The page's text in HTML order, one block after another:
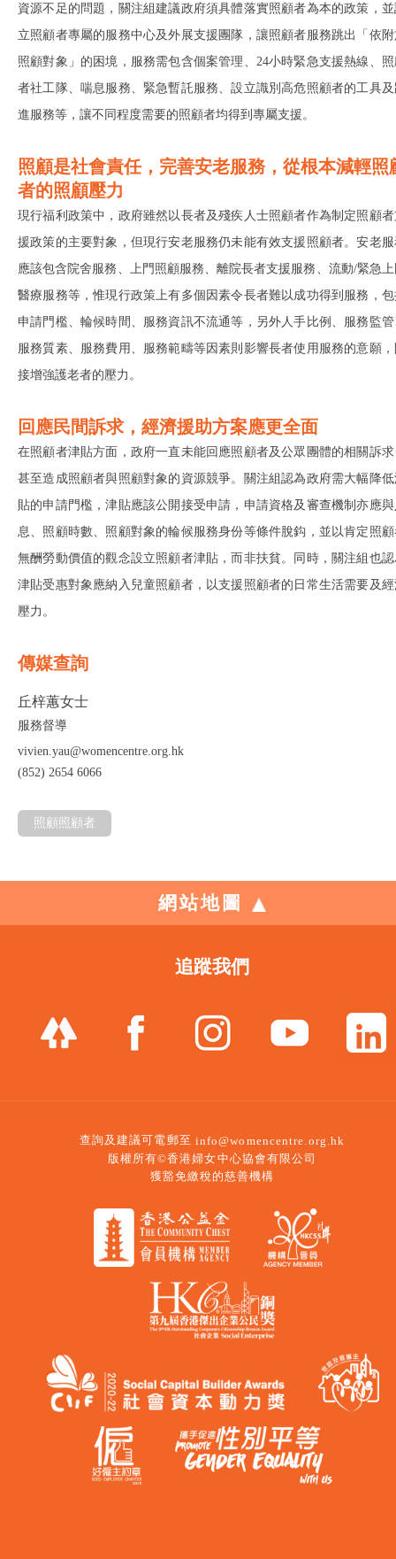
資源不足的問題，關注組建議政府須具體落實照顧者為本的政策，
立照顧者專屬的服務中心及外展支援團隊，讓照顧者服務跳出「依
照顧對象」的困境，服務需包含個案管理、24小時緊急支援熱線、
者社工隊、喘息服務、緊急暫託服務、設立識別高危照顧者的工具
進服務等，讓不同程度需要的照顧者均得到專屬支援。
照顧是社會責任，完善安老服務，從根本減輕照
者的照顧壓力
現行福利政策中，政府雖然以長者及殘疾人士照顧者作為制定照顧
援政策的主要對象，但現行安老服務仍未能有效支援照顧者。安老
應該包含院舍服務、上門照顧服務、離院長者支援服務、流動/緊急
醫療服務等，惟現行政策上有多個因素令長者難以成功得到服務，
申請門檻、輪候時間、服務資訊不流通等，另外人手比例、服務監
服務質素、服務費用、服務範疇等因素則影響長者使用服務的意願
接增強護老者的壓力。
回應民間訴求，經濟援助方案應更全面
在照顧者津貼方面，政府一直未能回應照顧者及公眾團體的相關訴
甚至造成照顧者與照顧對象的資源競爭。關注組認為政府需大幅降
貼的申請門檻，津貼應該公開接受申請，申請資格及審查機制亦應
息、照顧時數、照顧對象的輪候服務身份等條件脫鈎，並以肯定照
無酬勞動價值的觀念設立照顧者津貼，而非扶貧。同時，關注組也
津貼受惠對象應納入兒童照顧者，以支援照顧者的日常生活需要及
壓力。
傳媒查詢
丘梓蕙女士
服務督導
vivien.yau@womencentre.org.hk
(852) 2654 6066
照顧照顧者
網站地圖
追蹤我們
查詢及建議可電郵至 info@womencentre.org.hk
版權所有©香港婦女中心協會有限公司
獲豁免繳稅的慈善機構